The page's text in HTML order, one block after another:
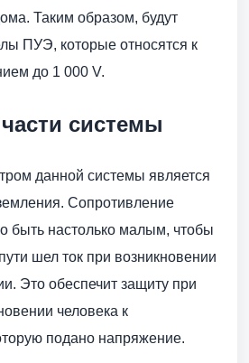
Таким образом, будут
ПУЭ, которые относятся к
до 1 000 V.
системы
данной системы является
Сопротивление
быть настолько малым, чтобы
шел ток при возникновении
Это обеспечит защиту при
человека к
подано напряжение.